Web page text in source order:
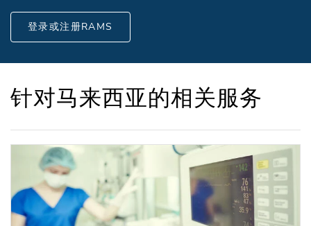
登录或注册RAMS
针对马来西亚的相关服务